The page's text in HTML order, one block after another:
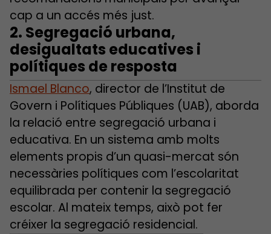
cap a un accés més just.
2. Segregació urbana,
desigualtats educatives i
polítiques de resposta
Ismael Blanco, director de l’Institut de
Govern i Polítiques Públiques (UAB), aborda
la relació entre segregació urbana i
educativa. En un sistema amb molts
elements propis d’un quasi-mercat són
necessàries polítiques com l’escolaritat
equilibrada per contenir la segregació
escolar. Al mateix temps, això pot fer
créixer la segregació residencial.